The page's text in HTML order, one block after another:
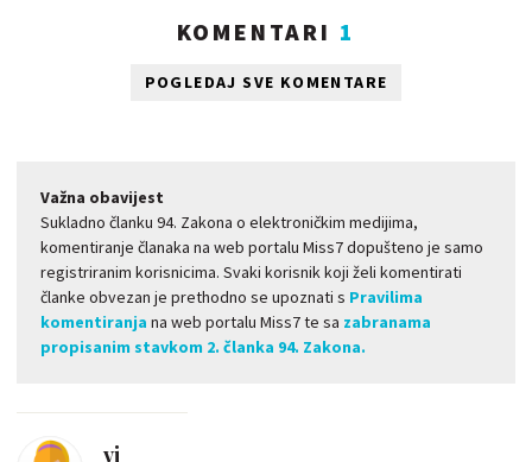
KOMENTARI 1
POGLEDAJ SVE KOMENTARE
Važna obavijest
Sukladno članku 94. Zakona o elektroničkim medijima,
komentiranje članaka na web portalu Miss7 dopušteno je samo
registriranim korisnicima. Svaki korisnik koji želi komentirati
članke obvezan je prethodno se upoznati s Pravilima
komentiranja na web portalu Miss7 te sa zabranama
propisanim stavkom 2. članka 94. Zakona.
vi